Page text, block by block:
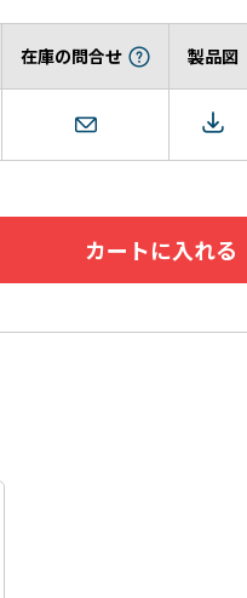
在庫の問合せ 製品図
カートに入れる